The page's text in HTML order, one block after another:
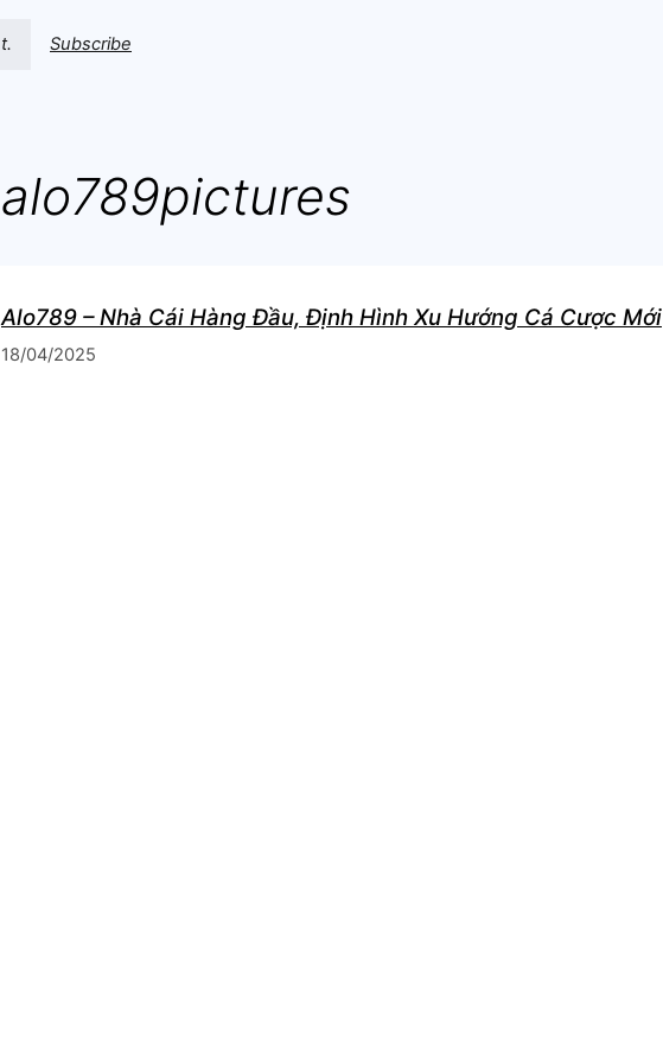
t. Subscribe
alo789pictures
Alo789 – Nhà Cái Hàng Đầu, Định Hình Xu Hướng Cá Cược Mới
18/04/2025